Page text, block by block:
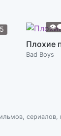
Плохие
Bad Boys